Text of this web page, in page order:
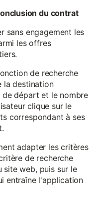
du contrat
sans engagement les
les offres
de recherche
la destination
de départ et le nombre
clique sur le
correspondant à ses
adapter les critères
de recherche
web, puis sur le
entraîne l'application